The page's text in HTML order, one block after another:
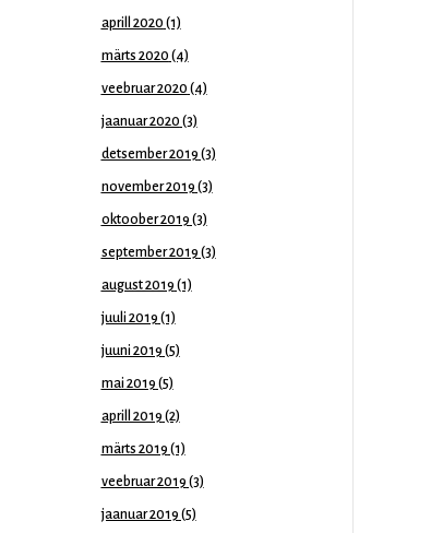
aprill 2020 (1)
märts 2020 (4)
veebruar 2020 (4)
jaanuar 2020 (3)
detsember 2019 (3)
november 2019 (3)
oktoober 2019 (3)
september 2019 (3)
august 2019 (1)
juuli 2019 (1)
juuni 2019 (5)
mai 2019 (5)
aprill 2019 (2)
märts 2019 (1)
veebruar 2019 (3)
jaanuar 2019 (5)